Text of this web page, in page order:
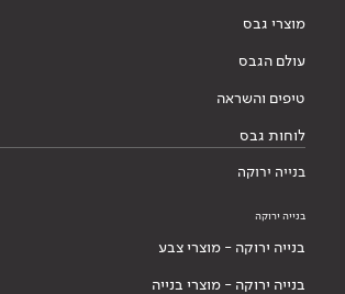
מוצרי גבס
עולם הגבס
טיפים והשראה
לוחות גבס
בנייה ירוקה
בנייה ירוקה
בנייה ירוקה - מוצרי צבע
בנייה ירוקה - מוצרי בנייה